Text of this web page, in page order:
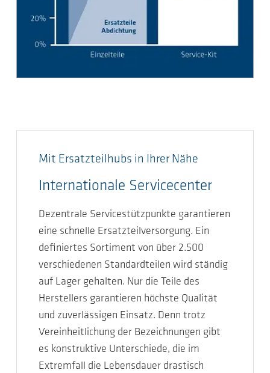
Mit Ersatzteilhubs in Ihrer Nähe
Internationale Servicecenter
Dezentrale Servicestützpunkte garantieren
eine schnelle Ersatzteilversorgung. Ein
definiertes Sortiment von über 2.500
verschiedenen Standardteilen wird ständig
auf Lager gehalten. Nur die Teile des
Herstellers garantieren höchste Qualität
und zuverlässigen Einsatz. Denn trotz
Vereinheitlichung der Bezeichnungen gibt
es konstruktive Unterschiede, die im
Extremfall die Lebensdauer drastisch